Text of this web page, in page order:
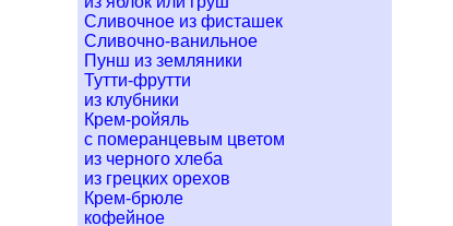
Сливочное из фисташек
Сливочно-ванильное
Пунш из земляники
Тутти-фрутти
из клубники
Крем-ройяль
с померанцевым цветом
из черного хлеба
из грецких орехов
Крем-брюле
кофейное